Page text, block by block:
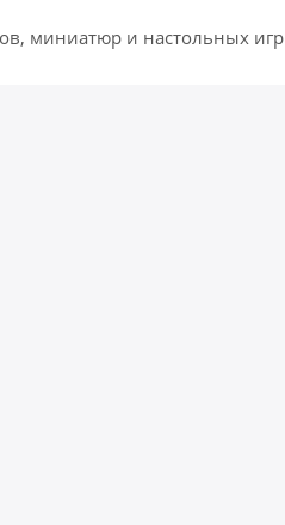
миниатюр и настольных игр